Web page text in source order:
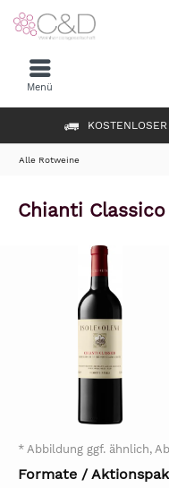
Menü
Alle Rotweine
Chianti
* Abbildung ggf. ähnlich,
Formate /